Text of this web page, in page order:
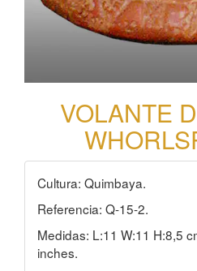
VOLANTE
Cultura: Quimbaya.
Referencia: Q-15-2.
Medidas: L:11 W:11 H:8,5
inches.